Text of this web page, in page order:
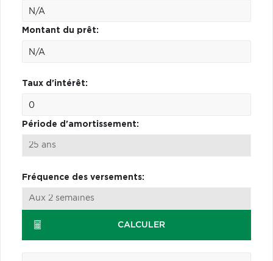
Montant du prêt:
Taux d'intérêt:
Période d'amortissement:
Fréquence des versements:
CALCULER